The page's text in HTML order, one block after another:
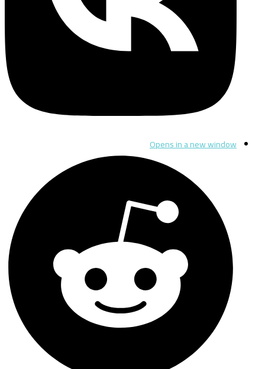
Opens in a new window